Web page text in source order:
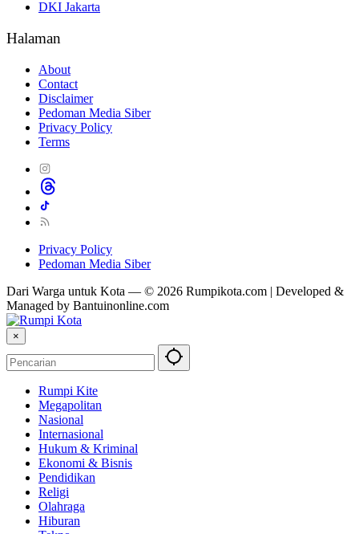
DKI Jakarta
Halaman
About
Contact
Disclaimer
Pedoman Media Siber
Privacy Policy
Terms
Privacy Policy
Pedoman Media Siber
Dari Warga untuk Kota — © 2026 Rumpikota.com | Developed &
Managed by Bantuinonline.com
×
Rumpi Kite
Megapolitan
Nasional
Internasional
Hukum & Kriminal
Ekonomi & Bisnis
Pendidikan
Religi
Olahraga
Hiburan